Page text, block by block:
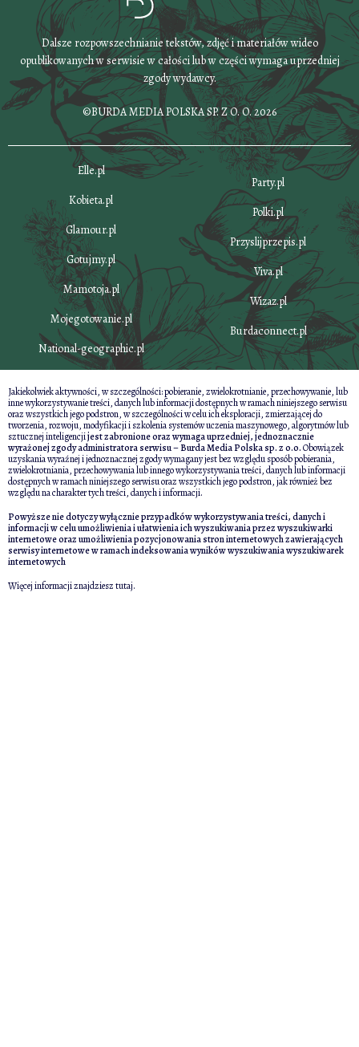
Dalsze rozpowszechnianie tekstów, zdjęć i materiałów wideo
opublikowanych w serwisie w całości lub w części wymaga uprzedniej
zgody wydawcy.
©BURDA MEDIA POLSKA SP. Z O. O. 2026
Elle.pl
Kobieta.pl
Glamour.pl
Gotujmy.pl
Mamotoja.pl
Mojegotowanie.pl
National-geographic.pl
Party.pl
Polki.pl
Przyslijprzepis.pl
Viva.pl
Wizaz.pl
Burdaconnect.pl
Jakiekolwiek aktywności, w szczególności: pobieranie, zwielokrotnianie, przechowywanie, lub
inne wykorzystywanie treści, danych lub informacji dostępnych w ramach niniejszego serwisu
oraz wszystkich jego podstron, w szczególności w celu ich eksploracji, zmierzającej do
tworzenia, rozwoju, modyfikacji i szkolenia systemów uczenia maszynowego, algorytmów lub
sztucznej inteligencjijest zabronione oraz wymaga uprzedniej, jednoznacznie
wyrażonej zgody administratora serwisu – Burda Media Polska sp. z o.o.Obowiązek
uzyskania wyraźnej i jednoznacznej zgody wymagany jest bez względu sposób pobierania,
zwielokrotniania, przechowywania lub innego wykorzystywania treści, danych lub informacji
dostępnych w ramach niniejszego serwisu oraz wszystkich jego podstron, jak również bez
względu na charakter tych treści, danych i informacji.
Powyższe nie dotyczy wyłącznie przypadków wykorzystywania treści, danych i
informacji w celu umożliwienia i ułatwienia ich wyszukiwania przez wyszukiwarki
internetowe oraz umożliwienia pozycjonowania stron internetowych zawierających
serwisy internetowe w ramach indeksowania wyników wyszukiwania wyszukiwarek
internetowych
Więcej informacji znajdziesztutaj.